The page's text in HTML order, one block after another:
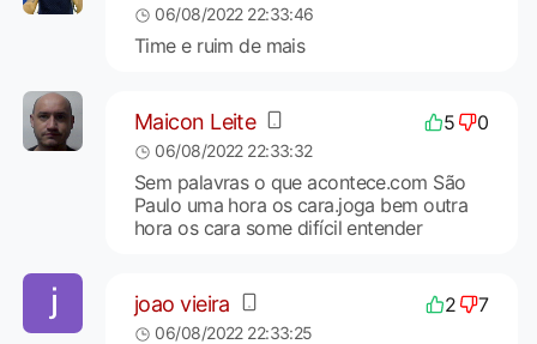
06/08/2022 22:33:46
Time e ruim de mais
Maicon Leite 5 0
06/08/2022 22:33:32
Sem palavras o que acontece.com São
Paulo uma hora os cara.joga bem outra
hora os cara some difícil entender
joao vieira 2 7
06/08/2022 22:33:25